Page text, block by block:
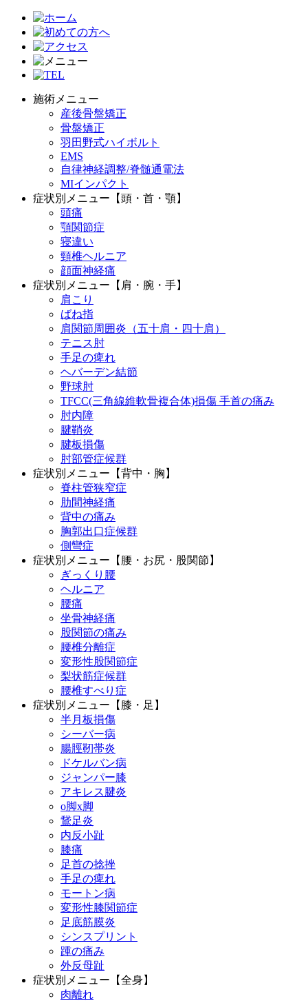
施術メニュー
産後骨盤矯正
骨盤矯正
羽田野式ハイボルト
EMS
自律神経調整/脊髄通電法
MIインパクト
症状別メニュー【頭・首・顎】
頭痛
顎関節症
寝違い
頸椎ヘルニア
顔面神経痛
症状別メニュー【肩・腕・手】
肩こり
ばね指
肩関節周囲炎（五十肩・四十肩）
テニス肘
手足の痺れ
ヘバーデン結節
野球肘
TFCC(三角線維軟骨複合体)損傷 手首の痛み
肘内障
腱鞘炎
腱板損傷
肘部管症候群
症状別メニュー【背中・胸】
脊柱管狭窄症
肋間神経痛
背中の痛み
胸郭出口症候群
側彎症
症状別メニュー【腰・お尻・股関節】
ぎっくり腰
ヘルニア
腰痛
坐骨神経痛
股関節の痛み
腰椎分離症
変形性股関節症
梨状筋症候群
腰椎すべり症
症状別メニュー【膝・足】
半月板損傷
シーバー病
腸脛靭帯炎
ドケルバン病
ジャンパー膝
アキレス腱炎
o脚x脚
鵞足炎
内反小趾
膝痛
足首の捻挫
手足の痺れ
モートン病
変形性膝関節症
足底筋膜炎
シンスプリント
踵の痛み
外反母趾
症状別メニュー【全身】
肉離れ